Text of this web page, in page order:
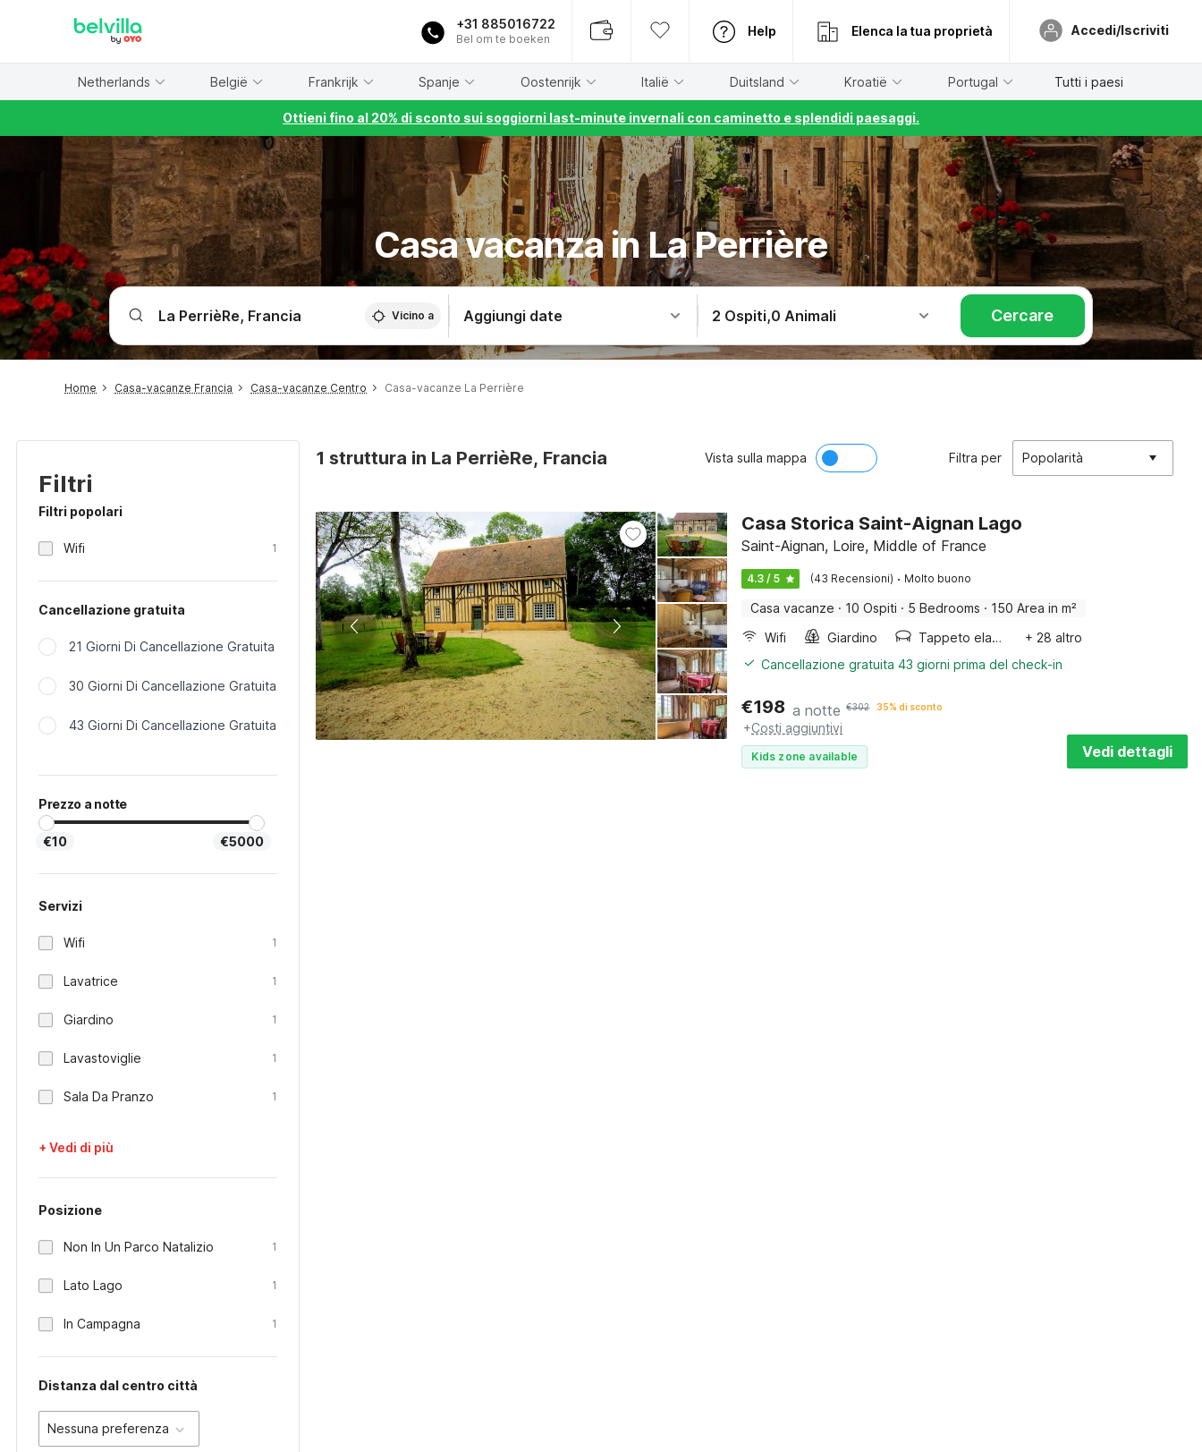
+31 885016722
Bel om te boeken
Help Elenca la tua proprietà Accedi/Iscriviti
Netherlands België Frankrijk Spanje Oostenrijk Italië Duitsland Kroatië Portugal Tutti i paesi
Ottieni fino al 20% di sconto sui soggiorni last-minute invernali con caminetto e splendidi paesaggi.
Casa vacanza in La Perrière
Vicino a Aggiungi date 2 Ospiti,0 Animali Cercare
Home Casa-vacanze Francia Casa-vacanze Centro Casa-vacanze La Perrière
Filtri
Filtri popolari
Wifi 1
Cancellazione gratuita
21 Giorni Di Cancellazione Gratuita
30 Giorni Di Cancellazione Gratuita
43 Giorni Di Cancellazione Gratuita
Prezzo a notte
€10 €5000
Servizi
Wifi 1
Lavatrice 1
Giardino 1
Lavastoviglie 1
Sala Da Pranzo 1
+ Vedi di più
Posizione
Non In Un Parco Natalizio 1
Lato Lago 1
In Campagna 1
Distanza dal centro città
Nessuna preferenza
1 struttura in La PerrièRe, Francia Vista sulla mappa Filtra per Popolarità
Casa Storica Saint-Aignan Lago
Saint-Aignan, Loire, Middle of France
4.3 / 5 (43 Recensioni) · Molto buono
Casa vacanze · 10 Ospiti · 5 Bedrooms · 150 Area in m²
Wifi
Giardino Tappeto elastico
+ 28 altro
Cancellazione gratuita 43 giorni prima del check-in
€198 a notte €302 35% di sconto
+Costi aggiuntivi
Kids zone available Vedi dettagli